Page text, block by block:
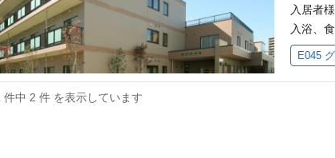
入居者
入浴、
タッフ
随する
名(1フ
E045
件中 2 件 を表示しています